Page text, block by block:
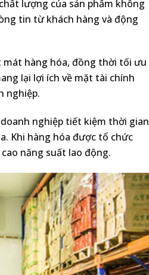
lượng của sản phẩm không
tin từ khách hàng và động
hàng hóa, đồng thời tối ưu
lại lợi ích về mặt tài chính
nghiệp.
nghiệp tiết kiệm thời gian
Khi hàng hóa được tổ chức
năng suất lao động.